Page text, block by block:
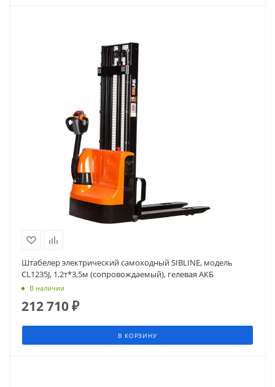
Штабелер электрический самоходный SIBLINE, модель
CL1235J, 1,2т*3,5м (сопровождаемый), гелевая АКБ
В наличии
212 710₽
В КОРЗИНУ